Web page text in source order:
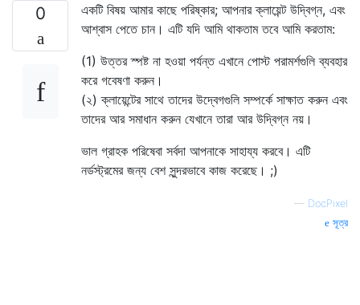
0
একটি বিষয় আমার কাছে পরিষ্কার; আপনার ক্লায়েন্ট উদ্বিগ্ন, এবং
আশ্বাস পেতে চান। এটি যদি আমি থাকতাম তবে আমি করতাম:
(1) উত্তর স্পষ্ট না হওয়া পর্যন্ত এখানে পোস্ট পরামর্শগুলি ব্যবহার
করে গবেষণা করুন।
(২) ক্লায়েন্টের সাথে তাদের উদ্বেগগুলি সম্পর্কে সাক্ষাত করুন এবং
তাদের আর সমাধান করুন যেখানে তারা আর উদ্বিগ্ন নয়।
ভাল গ্রাহক পরিষেবা সর্বদা আপনাকে সাহায্য করবে। এটি
নর্ডস্ট্রমের জন্য বেশ সুন্দরভাবে কাজ করেছে। ;)
— DocPixel
সূত্র